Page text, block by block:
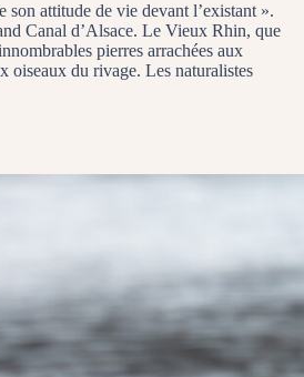
attitude de vie devant l’existant ».
Canal d’Alsace. Le Vieux Rhin, que
pierres arrachées aux
oiseaux du rivage. Les naturalistes